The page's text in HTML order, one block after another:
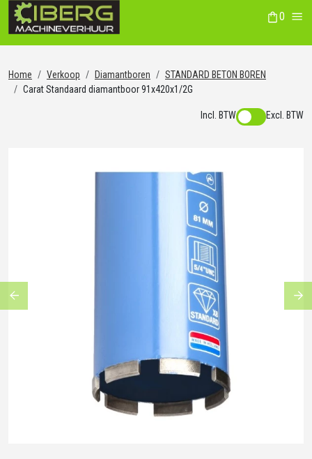
0
Home Verkoop Diamantboren
STANDARD BETON BOREN
Carat Standaard diamantboor 91x420x1/2G
Incl. BTW Excl. BTW
Previous